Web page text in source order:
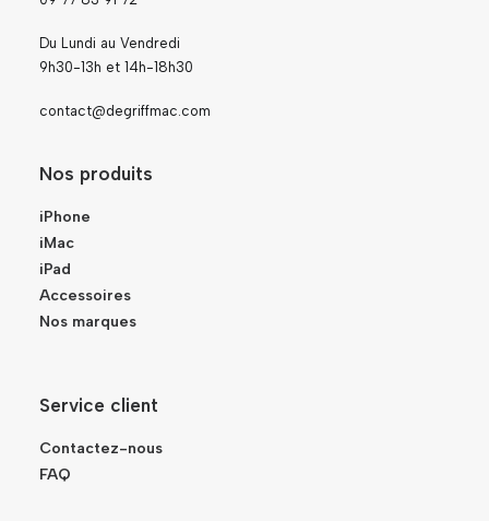
Du Lundi au Vendredi
9h30-13h et 14h-18h30
contact@degriffmac.com
Nos produits
iPhone
iMac
iPad
Accessoires
Nos marques
Service client
Contactez-nous
FAQ